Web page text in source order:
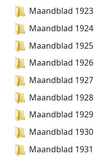
Maandblad 1923
Maandblad 1924
Maandblad 1925
Maandblad 1926
Maandblad 1927
Maandblad 1928
Maandblad 1929
Maandblad 1930
Maandblad 1931